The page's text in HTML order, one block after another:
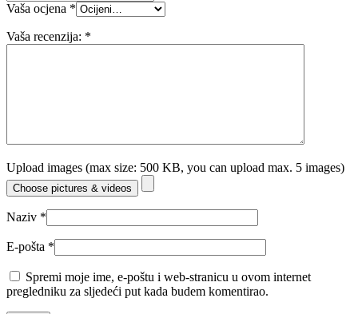
Vaša ocjena *
Vaša recenzija: *
Upload images (max size: 500 KB, you can upload max. 5 images)
Choose pictures & videos
Naziv *
E-pošta *
Spremi moje ime, e-poštu i web-stranicu u ovom internet
pregledniku za sljedeći put kada budem komentirao.